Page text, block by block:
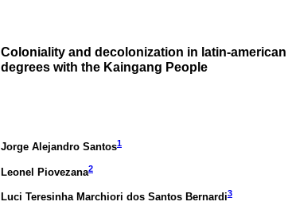
Coloniality and decolonization in latin-
degrees with the Kaingang People
Jorge Alejandro Santos1
Leonel Piovezana2
Luci Teresinha Marchiori dos Santos Bernardi3